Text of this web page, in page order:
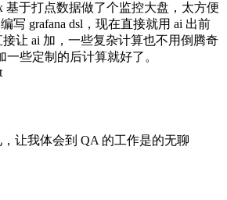
基于打点数据做了个监控大盘，太方便
写 grafana dsl，现在直接就用 ai 出前
接让 ai 加，一些复杂计算也不用倒腾奇
些定制的后计算就好了。
让我体会到 QA 的工作是的无聊